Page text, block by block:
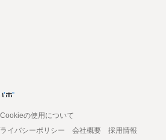
Cookieの使用について
イバシーポリシー 会社概要
採用情報